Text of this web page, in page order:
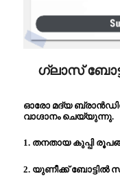
ഗ്ലാസ്
ഓരോ മദ്യ
വാഗ്ദാനം ചെയ്യുന്നു.
1. തനതായ കുപ്പി
2. യുണീക്ക്